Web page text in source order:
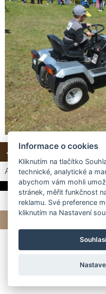
← Předchozí Další →
Automatické procházení: 3|4
Informace o cookies
Kliknutím na tlačítko
technické, analytické a
abychom vám mohli
stránek, měřit funkčnost
reklamu. Své preference
kliknutím na Nastavení